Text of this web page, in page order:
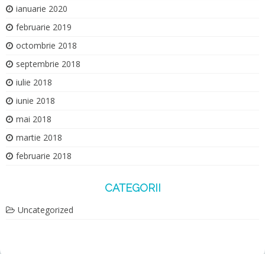
ianuarie 2020
februarie 2019
octombrie 2018
septembrie 2018
iulie 2018
iunie 2018
mai 2018
martie 2018
februarie 2018
CATEGORII
Uncategorized